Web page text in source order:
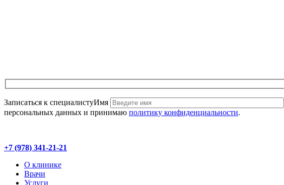
Записаться к специалистуИмя
персональных данных и принимаю политику конфиденциальности.
+7 (978) 341-21-21
О клинике
Врачи
Услуги